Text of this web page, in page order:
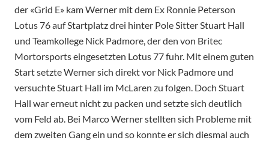
der «Grid E» kam Werner mit dem Ex Ronnie Peterson
Lotus 76 auf Startplatz drei hinter Pole Sitter Stuart Hall
und Teamkollege Nick Padmore, der den von Britec
Mortorsports eingesetzten Lotus 77 fuhr. Mit einem guten
Start setzte Werner sich direkt vor Nick Padmore und
versuchte Stuart Hall im McLaren zu folgen. Doch Stuart
Hall war erneut nicht zu packen und setzte sich deutlich
vom Feld ab. Bei Marco Werner stellten sich Probleme mit
dem zweiten Gang ein und so konnte er sich diesmal auch